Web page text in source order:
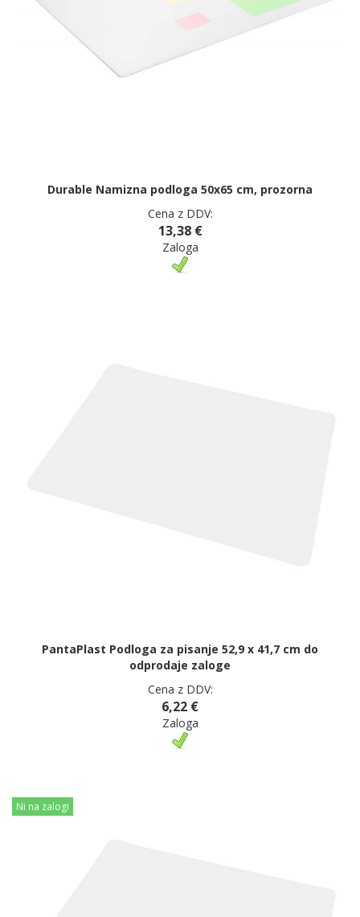
Durable Namizna podloga 50x65 cm, prozorna
Cena z DDV:
13,38 €
Zaloga
PantaPlast Podloga za pisanje 52,9 x 41,7 cm do
odprodaje zaloge
Cena z DDV:
6,22 €
Zaloga
Ni na zalogi